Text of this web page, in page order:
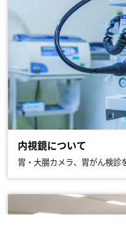
内視鏡について
胃・大腸カメラ、胃がん検診